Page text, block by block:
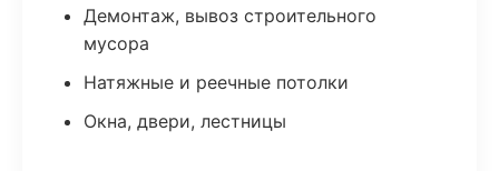
Демонтаж, вывоз строительного
мусора
Натяжные и реечные потолки
Окна, двери, лестницы